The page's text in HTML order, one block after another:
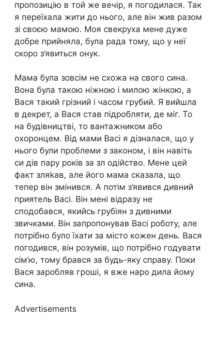
пропозицію в той же вечір, я погодилася. Так
я переїхала жити до нього, але він жив разом
зі своєю мамою. Моя свекруха мене дуже
добре прийняла, була рада тому, що у неї
скоро з’явиться онук.
Мама була зовсім не схожа на свого сина.
Вона була такою ніжною і милою жінкою, а
Вася такий грізний і часом грубий. Я вийшла
в декрет, а Вася став підробляти, де міг. То
на будівництві, то вантажником або
охоронцем. Від мами Васі я дізналася, що у
нього були проблеми з законом, і він навіть
си дів пару років за зл одійство. Мене цей
факт зляkав, але його мама сказала, що
тепер він змінився. А потім з’явився дивний
приятель Васі. Він мені відразу не
сподобався, якийсь грубіян з дивними
звичками. Він запропонував Васі роботу, але
потрібно було їхати за місто кожен день. Вася
погодився, він розумів, що потрібно годувати
сім’ю, тому брався за будь-яку справу. Поки
Вася заробляв гроші, я вже наро дила йому
сина.
Advertisements